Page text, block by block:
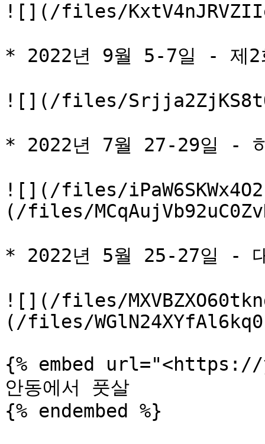
![](/files/
* 2022년 9월 5-7일 - 제2
![](/files/
* 2022년 7월 27-29일 -
![](/files/
(/files/
* 2022년 5월 25-27일 - 대
![](/files/
(/files/
{% embed url="<https://
안동에서 풋살
{% endembed %}